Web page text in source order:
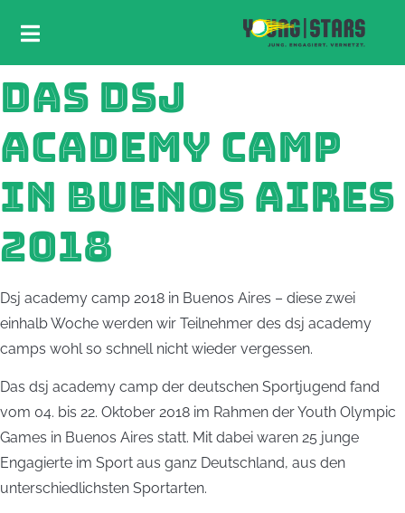
DAS DSJ
ACADEMY CAMP
IN BUENOS AIRES
2018
Dsj academy camp 2018 in Buenos Aires – diese zwei
einhalb Woche werden wir Teilnehmer des dsj academy
camps wohl so schnell nicht wieder vergessen.
Das dsj academy camp der deutschen Sportjugend fand
vom 04. bis 22. Oktober 2018 im Rahmen der Youth Olympic
Games in Buenos Aires statt. Mit dabei waren 25 junge
Engagierte im Sport aus ganz Deutschland, aus den
unterschiedlichsten Sportarten.